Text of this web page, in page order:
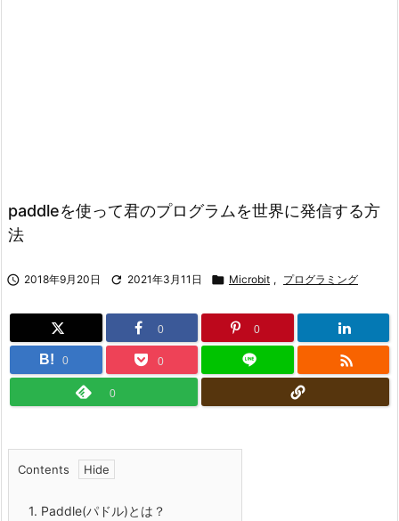
paddleを使って君のプログラムを世界に発信する方
法
 2018年9月20日  2021年3月11日  Microbit , プログラミング
0 0
B! 0 0 
0
Contents
1. Paddle(パドル)とは？